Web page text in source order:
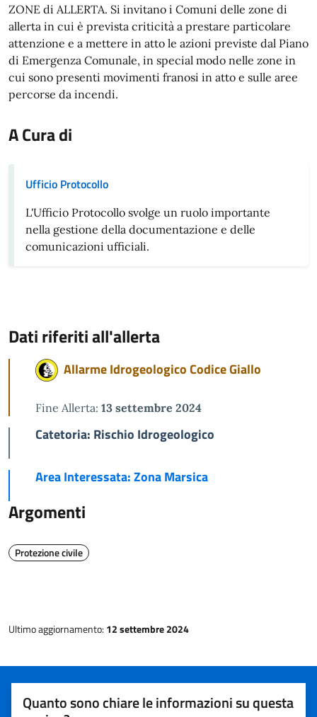
ZONE di ALLERTA. Si invitano i Comuni delle zone di
allerta in cui è prevista criticità a prestare particolare
attenzione e a mettere in atto le azioni previste dal Piano
di Emergenza Comunale, in special modo nelle zone in
cui sono presenti movimenti franosi in atto e sulle aree
percorse da incendi.
A Cura di
Ufficio Protocollo
L'Ufficio Protocollo svolge un ruolo importante
nella gestione della documentazione e delle
comunicazioni ufficiali.
Dati riferiti all'allerta
Allarme Idrogeologico Codice Giallo
Fine Allerta: 13 settembre 2024
Catetoria: Rischio Idrogeologico
Area Interessata: Zona Marsica
Argomenti
Protezione civile
Ultimo aggiornamento: 12 settembre 2024
Quanto sono chiare le informazioni su questa